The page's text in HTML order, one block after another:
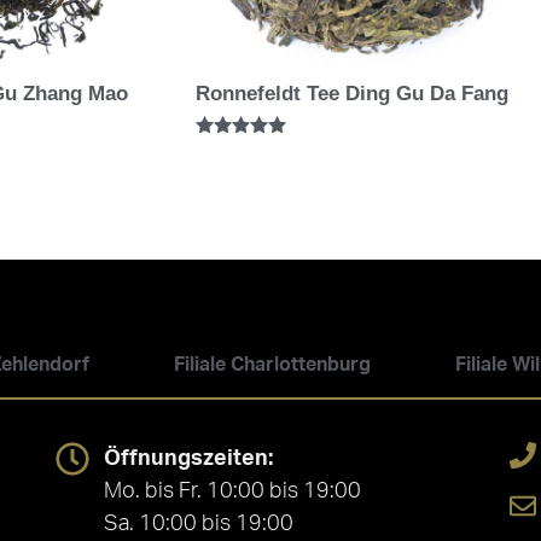
Zhang Mao Ronnefeldt Tee Ding Gu Da Fang
Filiale Charlottenburg Filiale
Öffnungszeiten:
Mo. bis Fr. 10:00 bis 19:00
Sa. 10:00 bis 19:00